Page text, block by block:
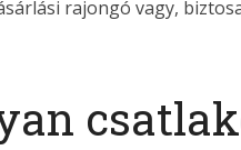
rajongó vagy,